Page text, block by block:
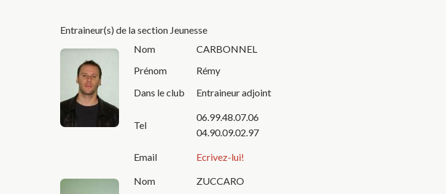
Entraineur(s) de la section Jeunesse
Nom
CARBONNEL
Prénom
Rémy
Dans le club
Entraineur adjoint
Tel
06.99.48.07.06
04.90.09.02.97
Email Ecrivez-lui!
Nom ZUCCARO